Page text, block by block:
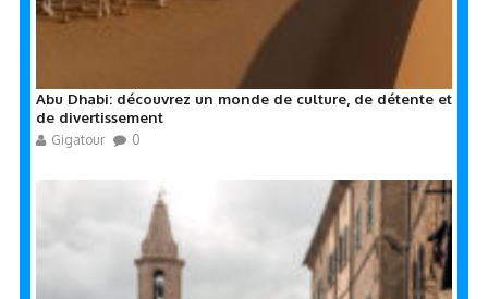
Abu Dhabi: découvrez un monde de culture, de détente et
de divertissement
Gigatour 0